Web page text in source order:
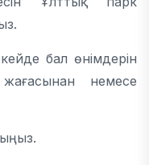
бал өнімдерін
немесе